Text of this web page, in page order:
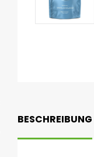
BESCHREIBUNG